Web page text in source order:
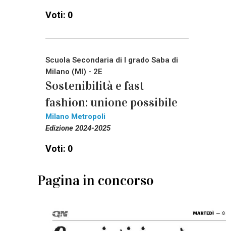
Voti: 0
Scuola Secondaria di I grado Saba di
Milano (MI) - 2E
Sostenibilità e fast
fashion: unione possibile
Milano Metropoli
Edizione 2024-2025
Voti: 0
Pagina in concorso